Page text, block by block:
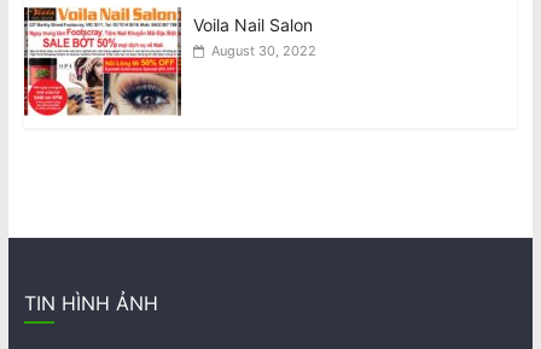
Voila Nail Salon
August 30, 2022
TIN HÌNH ẢNH